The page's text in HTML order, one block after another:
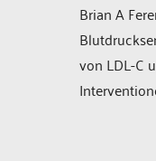
Brian A
von LDL-C